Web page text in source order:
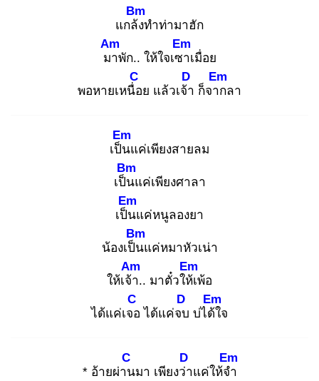
แกล้ง
Bm
ทำท่ามาฮัก
มา
Am
พัก.. ให้ใจเซา
Em
เมื่อย
พอหายเหนื่อ
C
ย แล้วเจ้า
D
ก็จาก
Em
ลา
เป็น
Em
แค่เพียงสายลม
เป็น
Bm
แค่เพียงศาลา
เป็น
Em
แค่หนูลองยา
น้องเป็น
Bm
แค่หมาหัวเน่า
ให้เจ้า
Am
.. มาตั๋วให้เ
Em
พ้อ
ได้แค่เจอ
C
ได้แค่จบ
D
บ่ได้ใ
Em
จ
* อ้ายผ่าน
C
มา เพียงว่า
D
แค่ให้จำ
Em